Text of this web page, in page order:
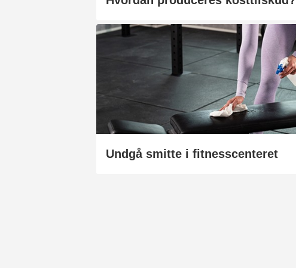
Undgå smitte i fitnesscenteret